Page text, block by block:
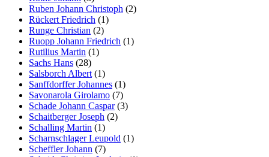
Ruben Johann Christoph (2)
Rückert Friedrich (1)
Runge Christian (2)
Ruopp Johann Friedrich (1)
Rutilius Martin (1)
Sachs Hans (28)
Salsborch Albert(1)
Sanffdorffer Johannes (1)
Savonarola Girolamo (7)
Schade Johann Caspar(3)
Schaitberger Joseph (2)
Schalling Martin (1)
Scharnschlager Leupold (1)
Scheffler Johann (7)